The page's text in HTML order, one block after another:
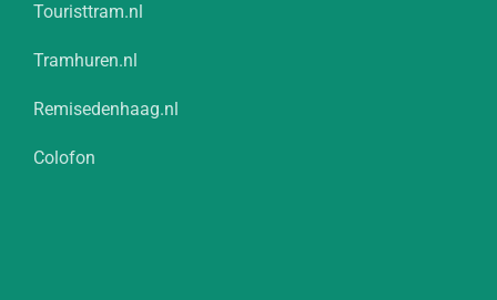
Touristtram.nl
Tramhuren.nl
Remisedenhaag.nl
Colofon